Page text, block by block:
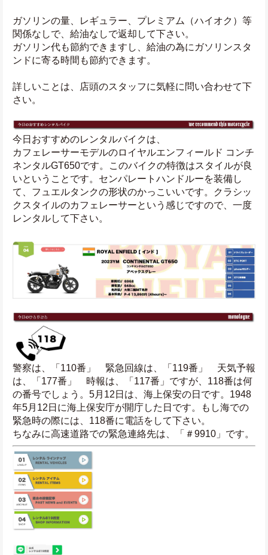
ガソリンの量、レギュラー、プレミアム（ハイオク）等
関係なしで、給油なしで返却して下さい。
ガソリン代も節約できますし、給油の為にガソリンスタ
ンドに寄る時間も節約できます。
詳しいことは、店頭のスタッフに気軽に問い合わせて下
さい。
今日おすすめのレンタルバイクは、
カフェレーサーモデルのロイヤルエンフィールド コンチ
ネンタルGT650です。このバイクの特徴はスタイルが良
いということです。センパレートハンドルーを装備し
て、フュエルタンクの形状のかっこいいです。クラシッ
クスタイルのカフェレーサーという感じですので、一度
レンタルして下さい。
警察は、「110番」　緊急回線は、「119番」　天気予報
は、「177番」　時報は、「117番」ですが、118番は何
の番号でしょう。5月12日は、海上保安の日です。1948
年5月12日に海上保安庁が開庁した日です。もし海での
緊急時の際には、118番に電話をして下さい。
ちなみに高速道路での緊急連絡先は、「＃9910」です。